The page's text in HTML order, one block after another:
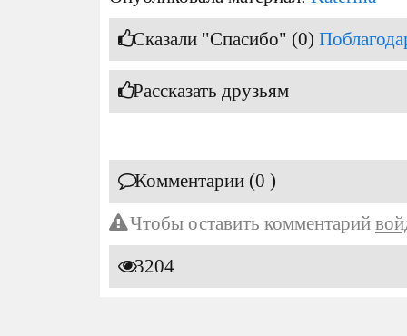
Сказали "Спасибо" (0)
Рассказать друзьям
Комментарии (0 )
Чтобы оставить комментарий
3204